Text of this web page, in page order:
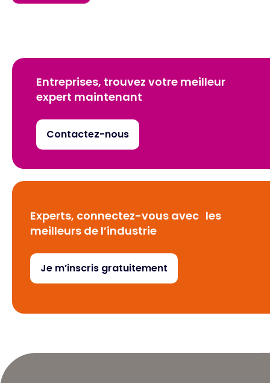
Entreprises, trouvez votre meilleur
expert maintenant
Contactez-nous
Experts, connectez-vous avec les
meilleurs de l’industrie
Je m’inscris gratuitement